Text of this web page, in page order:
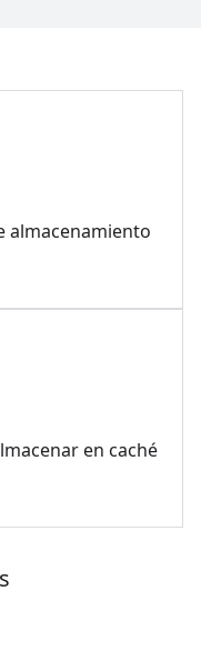
almacenamiento
en caché